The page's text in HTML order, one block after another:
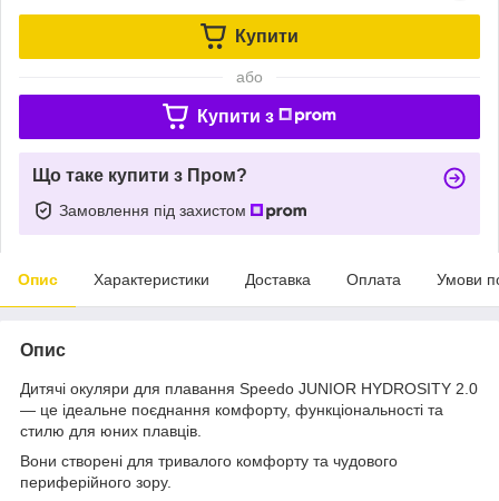
Купити
або
Купити з
Що таке купити з Пром?
Замовлення під захистом
Опис Характеристики Доставка Оплата Умови
Опис
Дитячі окуляри для плавання Speedo JUNIOR HYDROSITY 2.0
— це ідеальне поєднання комфорту, функціональності та
стилю для юних плавців.
Вони створені для тривалого комфорту та чудового
периферійного зору.